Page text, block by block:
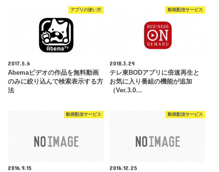
アプリの使い方
2017.5.6
Abemaビデオの作品を無料動画
のみに絞り込んで検索表示する方
法
動画配信サービス
2018.3.29
テレ東BODアプリに倍速再生と
お気に入り番組の機能が追加
（Ver.3.0…
動画配信サービス
2016.9.15
動画配信サービス
2016.12.25